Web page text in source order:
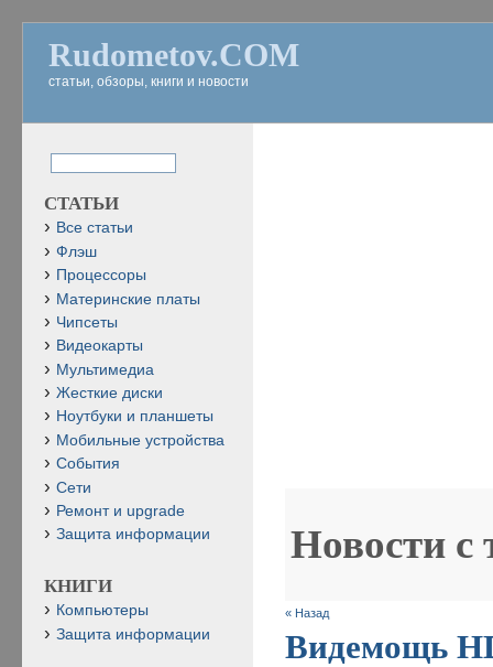
Rudometov.COM
статьи, обзоры, книги и новости
Новости с
« Назад
Видемощь
СТАТЬИ
Все статьи
Флэш
Процессоры
Материнские платы
Чипсеты
Видеокарты
Мультимедиа
Жесткие диски
Ноутбуки и планшеты
Мобильные устройства
События
Сети
Ремонт и upgrade
Защита информации
КНИГИ
Компьютеры
Защита информации